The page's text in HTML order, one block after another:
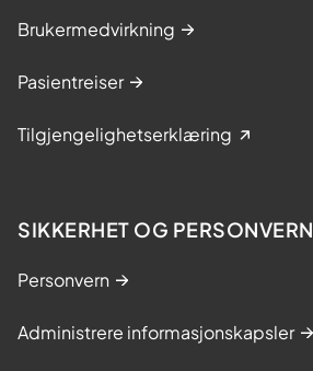
Brukermedvirkning
Pasientreiser
Tilgjengelighetserklæring
SIKKERHET OG PERSONVERN
Personvern
Administrere informasjonskapsler